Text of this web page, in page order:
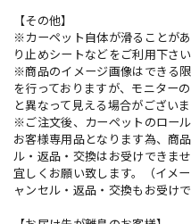
【その他】
※カーペット自体が滑ることが
り止めシートなどをご利用下さい
※商品のイメージ画像はできる
を行っておりますが、モニター
と異なって見える場合がございま
※ご注文後、カーペットのロー
お客様専用品となります為、商
ル・返品・交換はお受けできま
宜しくお願い致します。（イメ
ャンセル・返品・交換もお受け